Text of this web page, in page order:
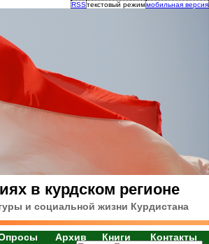
RSSтекстовый режиммобильная версия
в курдском регионе
и социальной жизни Курдистана
Архив Книги Контакты